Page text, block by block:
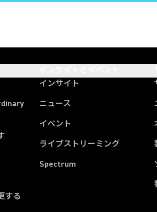
する
インサイト
ニュース
イベント
ライブストリーミング
Spectrum